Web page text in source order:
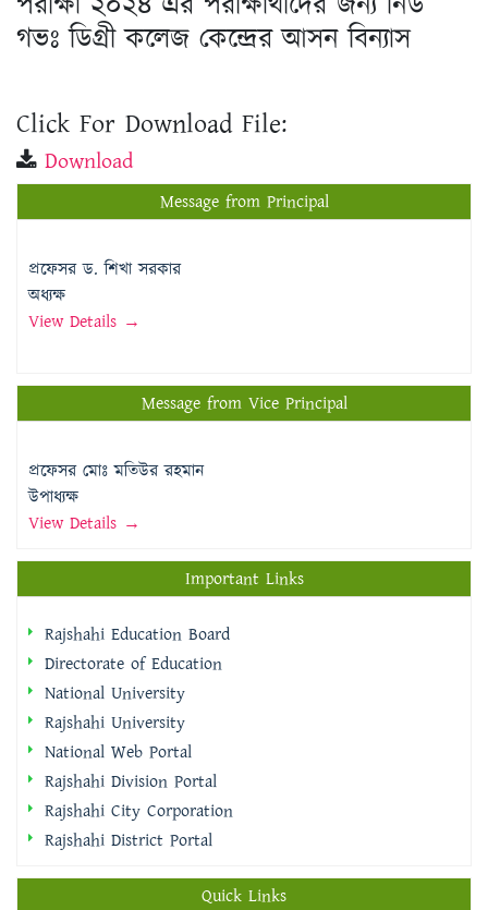
গভঃ ডিগ্রী কলেজ কেন্দ্রের আসন বিন্যাস
Click For Download File:
Download
Message from Principal
প্রফেসর ড. শিখা সরকার
অধ্যক্ষ
View Details →
Message from Vice Principal
প্রফেসর মোঃ মতিউর রহমান
উপাধ্যক্ষ
View Details →
Important Links
Rajshahi Education Board
Directorate of Education
National University
Rajshahi University
National Web Portal
Rajshahi Division Portal
Rajshahi City Corporation
Rajshahi District Portal
Quick Links